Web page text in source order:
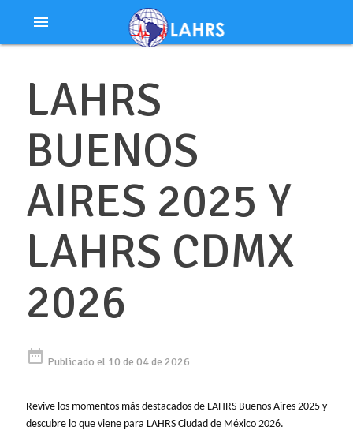
menu
LAHRS
BUENOS
AIRES 2025 Y
LAHRS CDMX
2026
date_range Publicado el 10 de 04 de 2026
Revive los momentos más destacados de LAHRS Buenos Aires 2025 y
descubre lo que viene para LAHRS Ciudad de México 2026.